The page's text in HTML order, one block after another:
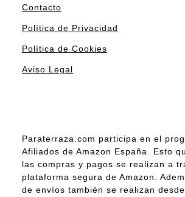
Contacto
Política de Privacidad
Política de Cookies
Aviso Legal
Paraterraza.com participa en el
Afiliados de Amazon España. Esto
las compras y pagos se realizan a
plataforma segura de Amazon.
de envíos también se realizan